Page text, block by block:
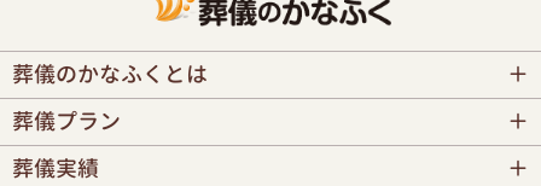
葬儀のかなふくとは
葬儀プラン
葬儀実績